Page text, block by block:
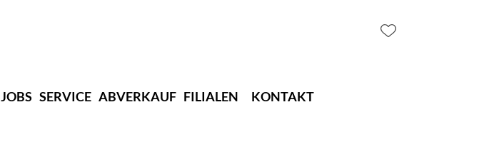
JOBS SERVICE ABVERKAUF FILIALEN KONTAKT